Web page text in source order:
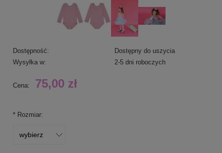
Dostępność:
Dostępny do uszycia
Wysyłka w:
2-5 dni roboczych
Cena: 75,00 zł
* Rozmiar: